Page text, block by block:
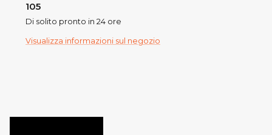
105
Di solito pronto in 24 ore
Visualizza informazioni sul negozio